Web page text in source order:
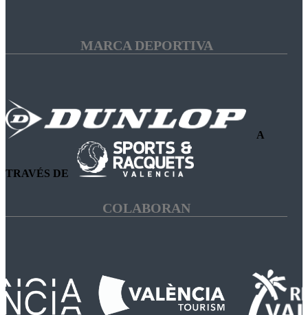
MARCA DEPORTIVA
A
TRAVÉS DE
COLABORAN